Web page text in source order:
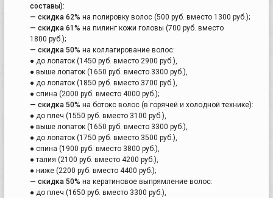
составы):
— скидка 62% на полировку волос (500 руб. вместо 1300 руб.);
— скидка 61% на пилинг кожи головы (700 руб. вместо
1800 руб.);
— скидка 50% на коллагирование волос:
● до лопаток (1450 руб. вместо 2900 руб.),
● выше лопаток (1650 руб. вместо 3300 руб.),
● до лопаток (1850 руб. вместо 3700 руб.),
● спина (2000 руб. вместо 4000 руб.);
— скидка 50% на ботокс волос (в горячей и холодной технике):
● до плеч (1550 руб. вместо 3100 руб.),
● выше лопаток (1650 руб. вместо 3300 руб.),
● до лопаток (1750 руб. вместо 3500 руб.),
● спина (1900 руб. вместо 3800 руб.),
● талия (2100 руб. вместо 4200 руб.),
● ниже (2200 руб. вместо 4400 руб.);
— скидка 50% на кератиновое выпрямление волос:
● до плеч (1650 руб. вместо 3300 руб.),